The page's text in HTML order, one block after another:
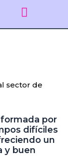
sector de
formada por
difíciles
un
y buen